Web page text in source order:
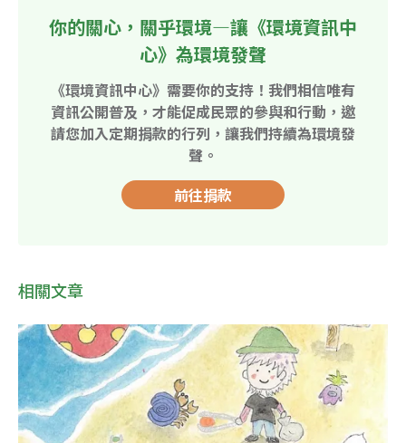
你的關心，關乎環境—讓《環境資訊中
心》為環境發聲
《環境資訊中心》需要你的支持！我們相信唯有
資訊公開普及，才能促成民眾的參與和行動，邀
請您加入定期捐款的行列，讓我們持續為環境發
聲。
前往捐款
相關文章